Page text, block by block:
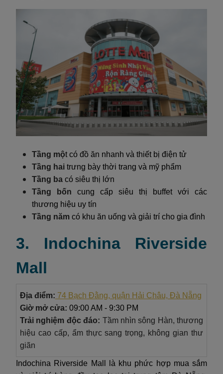
Tầng một có đồ ăn nhanh và thiết bị điện tử
Tầng hai trưng bày thời trang và mỹ phẩm
Tầng ba có siêu thị lớn
Tầng bốn cung cấp siêu thị buffet với các
thương hiệu uy tín
Tầng năm có khu ăn uống và giải trí cho gia đình
3. Indochina Riverside
Mall
Địa điểm: 74 Bạch Đằng, quận Hải Châu, Đà Nẵng
Giờ mở cửa: 09:00 AM - 9:30 PM
Trải nghiệm độc đáo: Tầm nhìn sông Hàn, thương
hiệu cao cấp, ẩm thực sang trọng, không gian thư
giãn
Indochina Riverside Mall là khu phức hợp mua sắm